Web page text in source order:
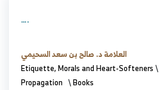
….
العلامة د. صالح بن سعد السحيمي
Etiquette, Morals and Heart-Softeners\
Propagation \Books